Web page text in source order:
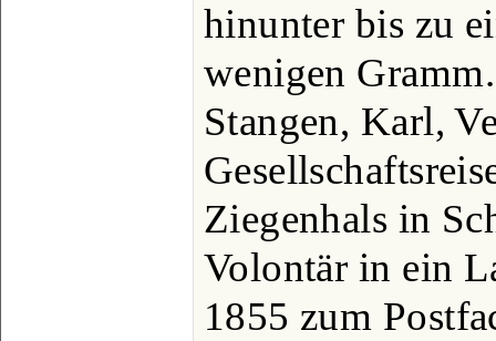
hinunter bis zu
wenigen Gramm.
Stangen, Karl,
Ziegenhals in
Volontär in ein
1855 zum